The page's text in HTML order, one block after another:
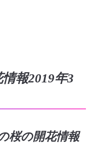
報2019年3
桜の開花情報